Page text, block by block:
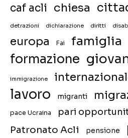
caf acli chiesa
detrazioni dichiarazione diritti
europa Fai famiglia
formazione
immigrazione
lavoro migranti
pace Ucraina pari
Patronato Acli pensione